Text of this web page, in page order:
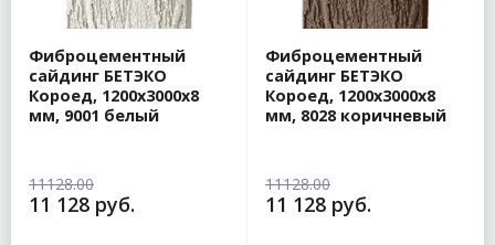
Фиброцементный
сайдинг БЕТЭКО
Короед, 1200х3000х8
мм, 9001 белый
11128.00
11 128 руб.
Фиброцементный
сайдинг БЕТЭКО
Короед, 1200х3000х8
мм, 8028 коричневый
11128.00
11 128 руб.